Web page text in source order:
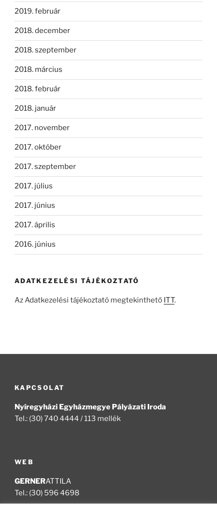
2019. február
2018. december
2018. szeptember
2018. március
2018. február
2018. január
2017. november
2017. október
2017. szeptember
2017. július
2017. június
2017. április
2016. június
ADATKEZELÉSI TÁJÉKOZTATÓ
Az Adatkezelési tájékoztató megtekinthető ITT.
KAPCSOLAT
Nyíregyházi Egyházmegye Pályázati Iroda
Tel.: (30) 740 4444 / 113 mellék
WEB
GERNERATTILA
Tel.: (30) 596 4698